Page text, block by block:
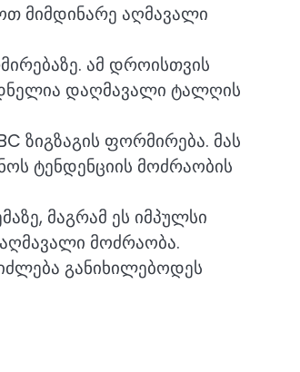
მიმდინარე აღმავალი
ამ დროისთვის
დაღმავალი ტალღის
ზიგზაგის ფორმირება. მას
ტენდენციის მოძრაობის
მაგრამ ეს იმპულსი
მოძრაობა.
განიხილებოდეს